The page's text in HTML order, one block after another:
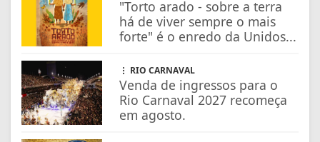
"Torto arado - sobre a terra
há de viver sempre o mais
forte" é o enredo da Unidos...
RIO CARNAVAL
Venda de ingressos para o
Rio Carnaval 2027 recomeça
em agosto.